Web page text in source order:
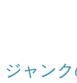
ジャン